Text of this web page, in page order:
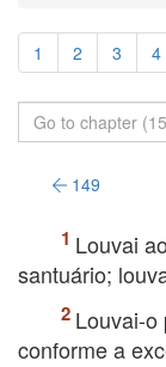
1 2 3 4
149
Louvai
santuário;
Louvai-o
conforme a